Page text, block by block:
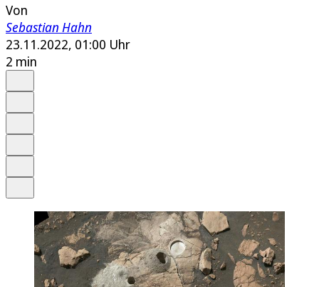
Von
Sebastian Hahn
23.11.2022, 01:00 Uhr
2 min